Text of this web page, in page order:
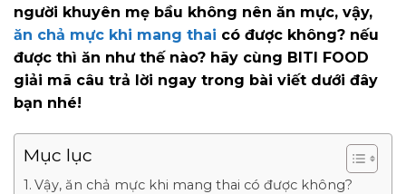
người khuyên mẹ bầu không nên ăn mực, vậy,
ăn chả mực khi mang thai có được không? nếu
được thì ăn như thế nào? hãy cùng BITI FOOD
giải mã câu trả lời ngay trong bài viết dưới đây
bạn nhé!
Mục lục
Vậy, ăn chả mực khi mang thai có được không?